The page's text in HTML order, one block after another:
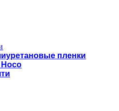
пленки
Hoco